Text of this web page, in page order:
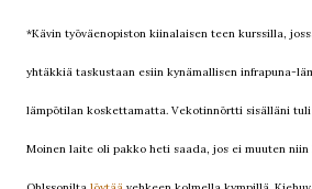
*Kävin työväenopiston kiinalaisen teen kurssilla,
yhtäkkiä taskustaan esiin kynämallisen infrapuna-
lämpötilan koskettamatta. Vekotinnörtti sisälläni
Moinen laite oli pakko heti saada, jos ei muuten